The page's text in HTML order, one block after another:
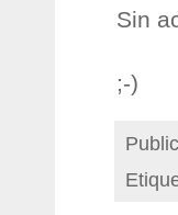
Sin
;-)